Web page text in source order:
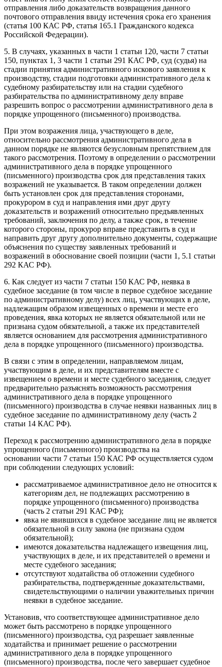
отправления либо доказательств возвращения данного
почтового отправления ввиду истечения срока его хранения
(статья 100 КАС РФ, статья 165.1 Гражданского кодекса
Российской Федерации).
5. В случаях, указанных в части 1 статьи 120, части 7 статьи
150, пунктах 1, 3 части 1 статьи 291 КАС РФ, суд (судья) на
стадии принятия административного искового заявления к
производству, стадии подготовки административного дела к
судебному разбирательству или на стадии судебного
разбирательства по административному делу вправе
разрешить вопрос о рассмотрении административного дела в
порядке упрощенного (письменного) производства.
При этом возражения лица, участвующего в деле,
относительно рассмотрения административного дела в
данном порядке не являются безусловным препятствием для
такого рассмотрения. Поэтому в определении о рассмотрении
административного дела в порядке упрощенного
(письменного) производства срок для представления таких
возражений не указывается. В таком определении должен
быть установлен срок для представления сторонами,
прокурором в суд и направления ими друг другу
доказательств и возражений относительно предъявленных
требований, заключения по делу, а также срок, в течение
которого стороны, прокурор вправе представить в суд и
направить друг другу дополнительно документы, содержащие
объяснения по существу заявленных требований и
возражений в обоснование своей позиции (части 1, 5.1 статьи
292 КАС РФ).
6. Как следует из части 7 статьи 150 КАС РФ, неявка в
судебное заседание (в том числе в первое судебное заседание
по административному делу) всех лиц, участвующих в деле,
надлежащим образом извещенных о времени и месте его
проведения, явка которых не является обязательной или не
признана судом обязательной, а также их представителей
является основанием для рассмотрения административного
дела в порядке упрощенного (письменного) производства.
В связи с этим в определении, направляемом лицам,
участвующим в деле, и их представителям вместе с
извещением о времени и месте судебного заседания, следует
предварительно разъяснять возможность рассмотрения
административного дела в порядке упрощенного
(письменного) производства в случае неявки названных лиц в
судебное заседание по административному делу (часть 2
статьи 14 КАС РФ).
Переход к рассмотрению административного дела в порядке
упрощенного (письменного) производства на
основании части 7 статьи 150 КАС РФ осуществляется судом
при соблюдении следующих условий:
рассматриваемое административное дело не относится к
категориям дел, не подлежащих рассмотрению в
порядке упрощенного (письменного) производства
(часть 2 статьи 291 КАС РФ);
явка не явившихся в судебное заседание лиц не является
обязательной в силу закона (не признана судом
обязательной);
имеются доказательства надлежащего извещения лиц,
участвующих в деле, и их представителей о времени и
месте судебного заседания;
отсутствуют ходатайства об отложении судебного
разбирательства, подтвержденные доказательствами,
свидетельствующими о наличии уважительных причин
неявки в судебное заседание.
Установив, что соответствующее административное дело
может быть рассмотрено в порядке упрощенного
(письменного) производства, суд разрешает заявленные
ходатайства и принимает решение о рассмотрении
административного дела в порядке упрощенного
(письменного) производства, после чего завершает судебное